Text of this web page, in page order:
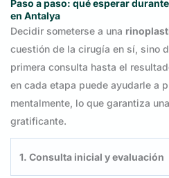
Paso a paso: qué esperar
en Antalya
Decidir someterse a una
cuestión de la cirugía en sí, sino
primera consulta hasta el
en cada etapa puede ayudarle a
mentalmente, lo que garantiza
gratificante.
1. Consulta inicial y evaluación